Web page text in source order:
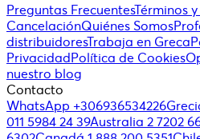
Preguntas FrecuentesTérminos
CancelaciónQuiénes Somos
distribuidoresTrabaja en Greca
PrivacidadPolítica de Cookies
nuestro blog
Contacto
WhatsApp +306936534226
011 5984 24 39Australia 2 7202